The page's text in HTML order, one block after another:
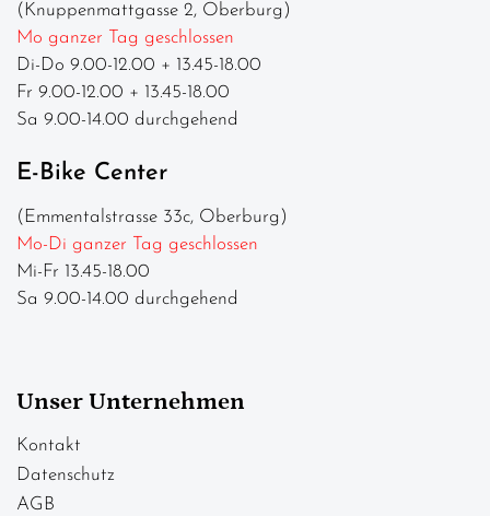
(Knuppenmattgasse 2, Oberburg)
Mo ganzer Tag geschlossen
Di-Do 9.00-12.00 + 13.45-18.00
Fr 9.00-12.00 + 13.45-18.00
Sa 9.00-14.00 durchgehend
E-Bike Center
(Emmentalstrasse 33c, Oberburg)
Mo-Di ganzer Tag geschlossen
Mi-Fr 13.45-18.00
Sa 9.00-14.00 durchgehend
Unser Unternehmen
Kontakt
Datenschutz
AGB